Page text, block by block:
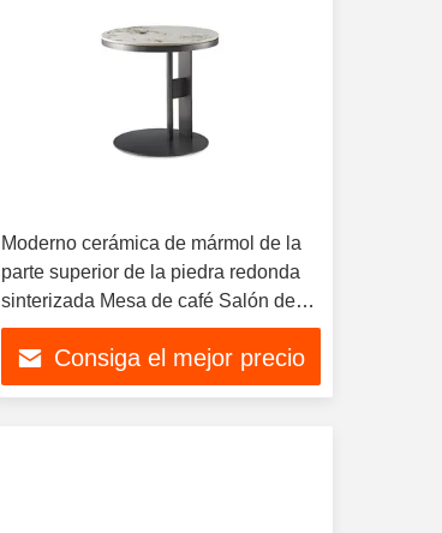
Moderno cerámica de mármol de la
parte superior de la piedra redonda
sinterizada Mesa de café Salón de
estar Mesa de té
Consiga el mejor precio